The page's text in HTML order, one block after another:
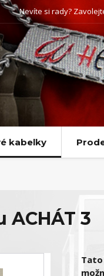
Nevíte si rady?
kabelky
3
Tato